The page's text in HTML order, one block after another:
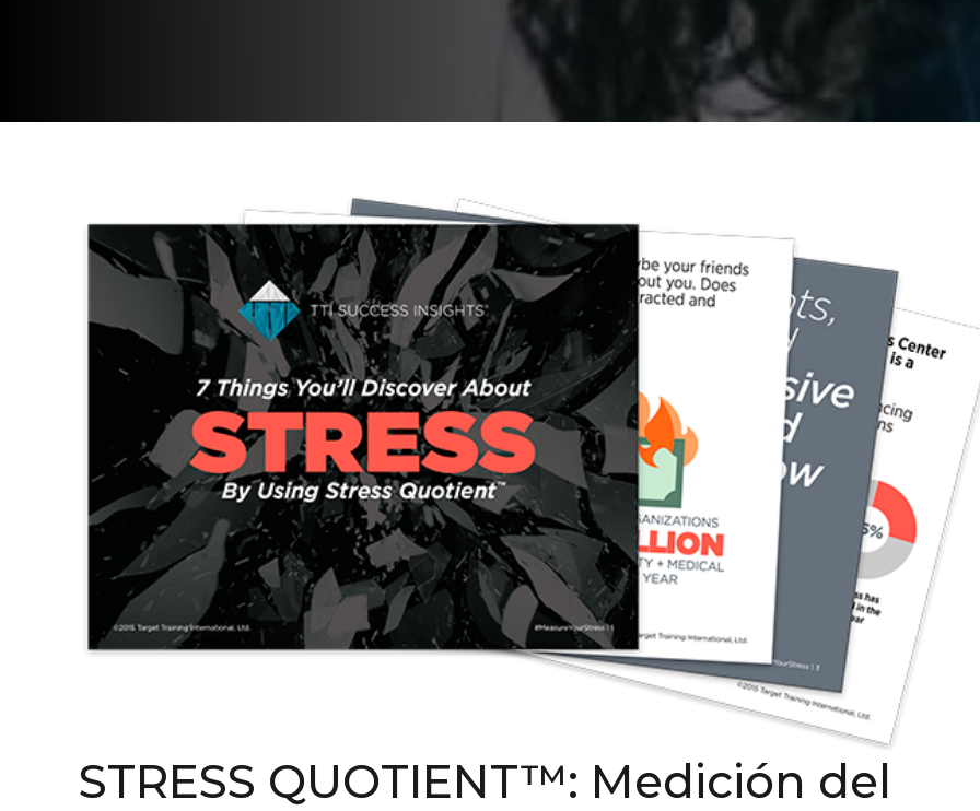
STRESS QUOTIENT™: Medición del